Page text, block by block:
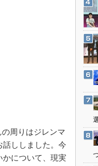
の周りはジレンマ
ししました。今
について、現実